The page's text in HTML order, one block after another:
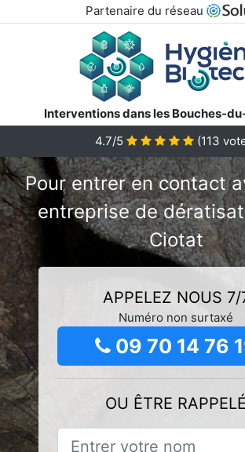
Partenaire du réseau
Interventions dans les Bouches-
4.7/5
(113
Pour entrer en contact
entreprise de
Ciotat
APPELEZ NOUS 7/
Numéro non surtaxé
09 70 14 76
OU ÊTRE RAPPELÉ